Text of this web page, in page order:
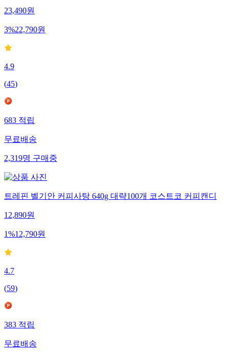
23,490원
3%22,790원
4.9
(45)
683적립
무료배송
2,319명구매중
트레핀 벨기안 커피사탕 640g 대략100개 코스트코 커피캔디
12,890원
1%12,790원
4.7
(59)
383적립
무료배송